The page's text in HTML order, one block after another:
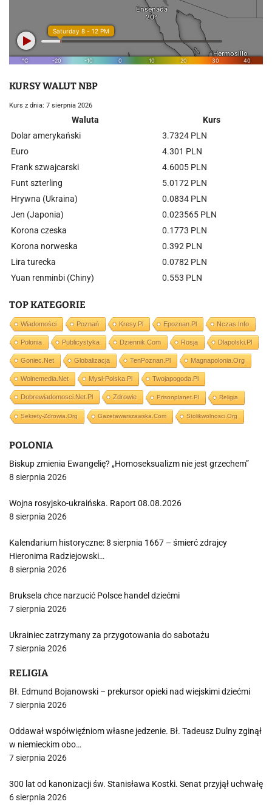
KURSY WALUT NBP
Kurs z dnia: 7 sierpnia 2026
Waluta
Kurs
Dolar amerykański
3.7324 PLN
Euro
4.301 PLN
Frank szwajcarski
4.6005 PLN
Funt szterling
5.0172 PLN
Hrywna (Ukraina)
0.0834 PLN
Jen (Japonia)
0.023565 PLN
Korona czeska
0.1773 PLN
Korona norweska
0.392 PLN
Lira turecka
0.0782 PLN
Yuan renminbi (Chiny)
0.553 PLN
TOP KATEGORIE
Wiadomości Poznań Kresy.pl Epoznan.pl Nczas.info
Polonia Publicystyka Dziennik.com Rosja Dlapolski.pl
Goniec.net Globalizacja TenPoznan.pl Magnapolonia.org
Wolnemedia.net Mysl-Polska.pl Twojapogoda.pl
Dobrewiadomosci.net.pl Zdrowie Prisonplanet.pl Religia
Sekrety-Zdrowia.org Gazetawarszawska.com Stolikwolnosci.org
POLONIA
Biskup zmienia Ewangelię? „Homoseksualizm nie jest grzechem”
8 sierpnia 2026
Wojna rosyjsko-ukraińska. Raport 08.08.2026
8 sierpnia 2026
Kalendarium historyczne: 8 sierpnia 1667 – śmierć zdrajcy
Hieronima Radziejowski…
8 sierpnia 2026
Bruksela chce narzucić Polsce handel dziećmi
7 sierpnia 2026
Ukrainiec zatrzymany za przygotowania do sabotażu
7 sierpnia 2026
RELIGIA
Bł. Edmund Bojanowski – prekursor opieki nad wiejskimi dziećmi
7 sierpnia 2026
Oddawał współwięźniom własne jedzenie. Bł. Tadeusz Dulny zginął
w niemieckim obo…
7 sierpnia 2026
300 lat od kanonizacji św. Stanisława Kostki. Senat przyjął uchwałę
6 sierpnia 2026